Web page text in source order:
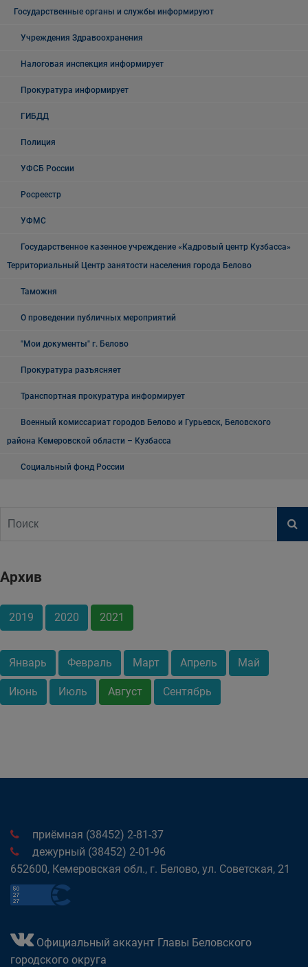
Государственные органы и службы информируют
Учреждения Здравоохранения
Налоговая инспекция информирует
Прокуратура информирует
ГИБДД
Полиция
УФСБ России
Росреестр
УФМС
Государственное казенное учреждение «Кадровый центр Кузбасса»
Территориальный Центр занятости населения города Белово
Таможня
О проведении публичных мероприятий
"Мои документы" г. Белово
Прокуратура разъясняет
Транспортная прокуратура информирует
Военный комиссариат городов Белово и Гурьевск, Беловского
района Кемеровской области – Кузбасса
Социальный фонд России
Архив
2019 2020 2021
Январь Февраль Март Апрель Май
Июнь Июль Август Сентябрь
приёмная (38452) 2-81-37
дежурный (38452) 2-01-96
652600, Кемеровская обл., г. Белово, ул. Советская, 21
Официальный аккаунт Главы Беловского
городского округа